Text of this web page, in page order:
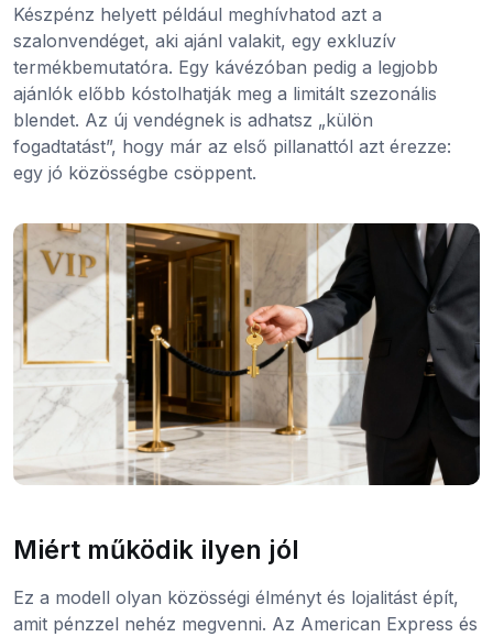
Készpénz helyett például meghívhatod azt a
szalonvendéget, aki ajánl valakit, egy exkluzív
termékbemutatóra. Egy kávézóban pedig a legjobb
ajánlók előbb kóstolhatják meg a limitált szezonális
blendet. Az új vendégnek is adhatsz „külön
fogadtatást”, hogy már az első pillanattól azt érezze:
egy jó közösségbe csöppent.
Miért működik ilyen jól
Ez a modell olyan közösségi élményt és lojalitást épít,
amit pénzzel nehéz megvenni. Az American Express és